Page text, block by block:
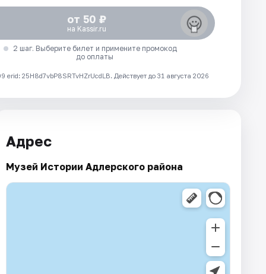
от 50 ₽
на Kassir.ru
2 шаг. Выберите билет и примените промокод
до оплаты
25H8d7vbP8SRTvHZrUcdLB. Действует до 31 августа 2026
Адрес
Музей Истории Адлерского района